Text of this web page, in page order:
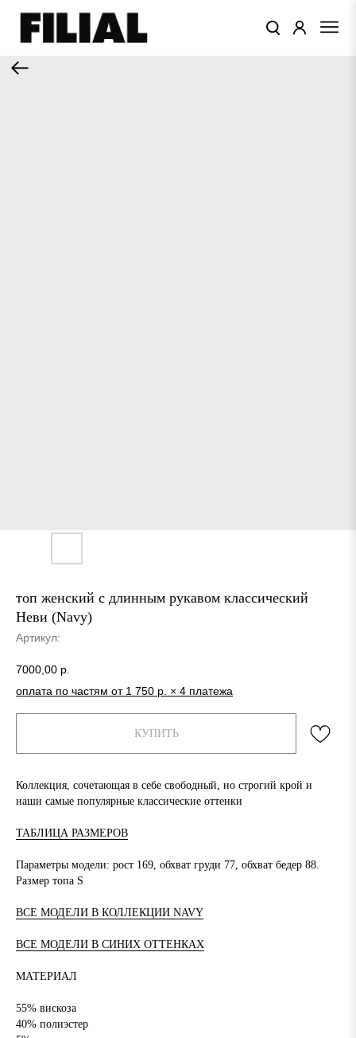
топ женский с длинным рукавом классический
Неви (Navy)
Артикул:
7000,00 р.
оплата по частям от 1 750 р. × 4 платежа
КУПИТЬ
Коллекция, сочетающая в себе свободный, но строгий крой и
наши самые популярные классические оттенки
ТАБЛИЦА РАЗМЕРОВ
Параметры модели: рост 169, обхват груди 77, обхват бедер 88.
Размер топа S
ВСЕ МОДЕЛИ В КОЛЛЕКЦИИ NAVY
ВСЕ МОДЕЛИ В СИНИХ ОТТЕНКАХ
МАТЕРИАЛ
55% вискоза
40% полиэстер